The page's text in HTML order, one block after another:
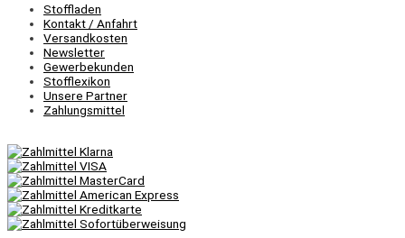
Stoffladen
Kontakt / Anfahrt
Versandkosten
Newsletter
Gewerbekunden
Stofflexikon
Unsere Partner
Zahlungsmittel